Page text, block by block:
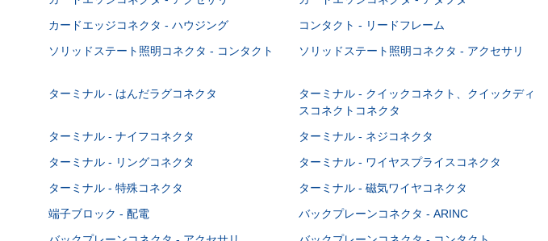
カードエッジコネクタ - ハウジング
コンタクト - リードフレーム
ソリッドステート照明コネクタ - コンタクト
ソリッドステート照明コネクタ - アクセサリ
ターミナル - はんだラグコネクタ
ターミナル - クイックコネクト、クイックディ
スコネクトコネクタ
ターミナル - ナイフコネクタ ターミナル - ネジコネクタ
ターミナル - リングコネクタ
ターミナル - ワイヤスプライスコネクタ
ターミナル - 特殊コネクタ
ターミナル - 磁気ワイヤコネクタ
端子ブロック - 配電
バックプレーンコネクタ - ARINC